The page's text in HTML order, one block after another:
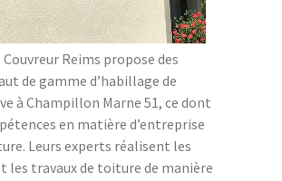
Reims propose des
de gamme d’habillage de
à Champillon Marne 51, ce dont
en matière d’entreprise
Leurs experts réalisent les
les travaux de toiture de manière